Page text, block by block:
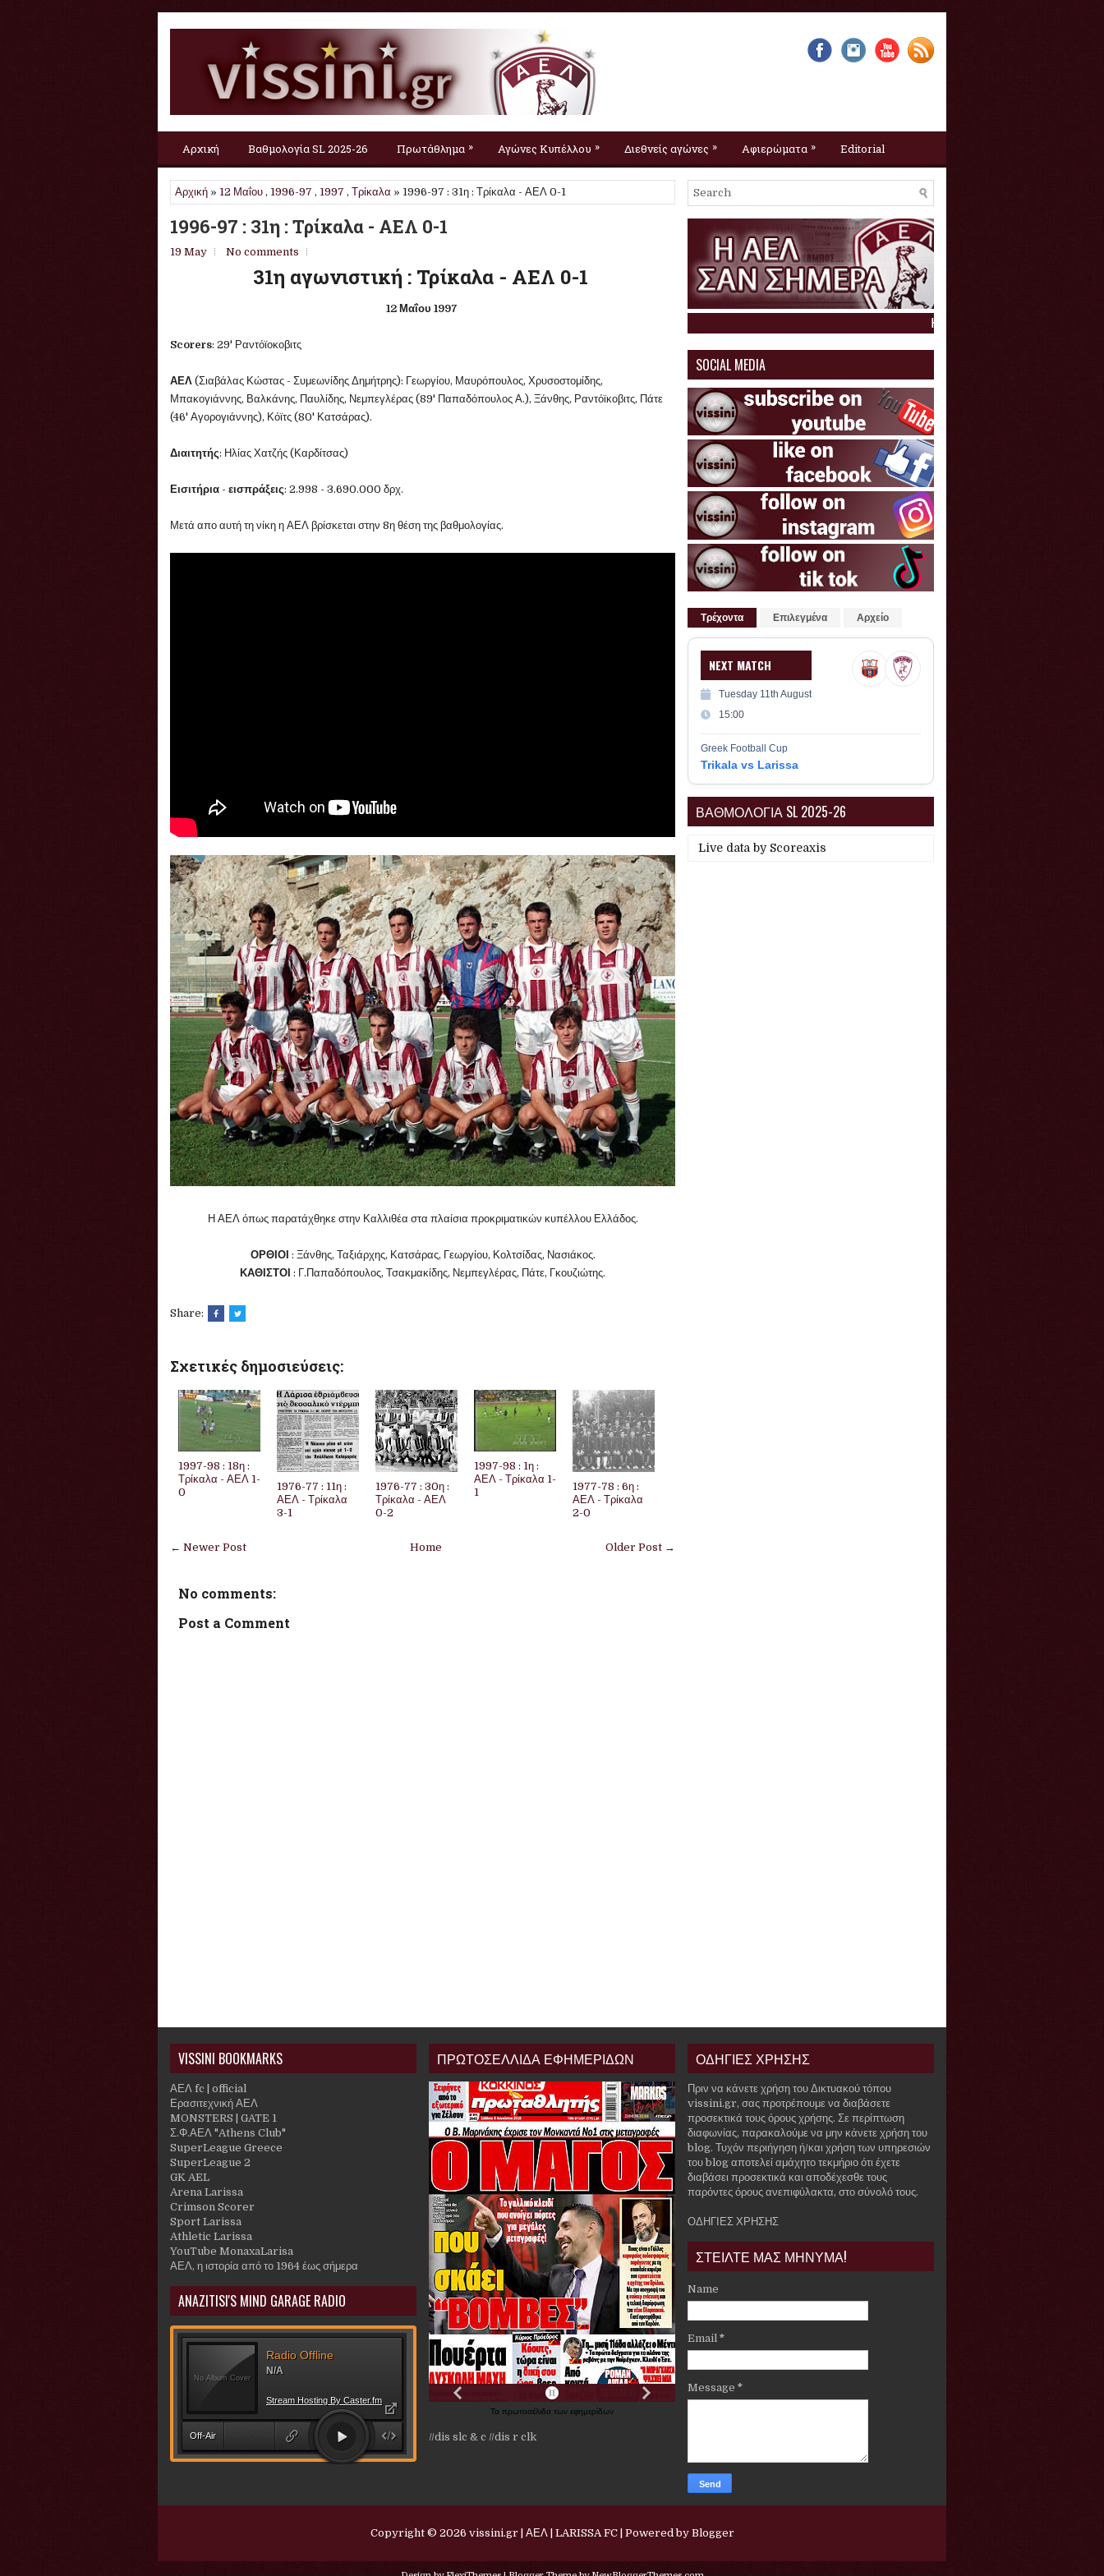
Αρχική Βαθμολογία SL 2025-26 Πρωτάθλημα » Αγώνες Κυπέλλου » Διεθνείς αγώνες » Αφιερώματα » Editorial
Αρχική » 12 Μαΐου , 1996-97 , 1997 , Τρίκαλα » 1996-97 : 31η : Τρίκαλα - ΑΕΛ 0-1
1996-97 : 31η : Τρίκαλα - ΑΕΛ 0-1
19 May No comments
31η αγωνιστική : Τρίκαλα - ΑΕΛ 0-1
12 Μαΐου 1997
Scorers: 29' Ραντόϊοκοβιτς
ΑΕΛ (Σιαβάλας Κώστας - Συμεωνίδης Δημήτρης): Γεωργίου, Μαυρόπουλος, Χρυσοστομίδης,
Μπακογιάννης, Βαλκάνης, Παυλίδης, Νεμπεγλέρας (89' Παπαδόπουλος Α.), Ξάνθης, Ραντόϊκοβιτς, Πάτε
(46' Αγορογιάννης), Κόϊτς (80' Κατσάρας).
Διαιτητής: Ηλίας Χατζής (Καρδίτσας)
Εισιτήρια - εισπράξεις: 2.998 - 3.690.000 δρχ.
Μετά απο αυτή τη νίκη η ΑΕΛ βρίσκεται στην 8η θέση της βαθμολογίας.
Η ΑΕΛ όπως παρατάχθηκε στην Καλλιθέα στα πλαίσια προκριματικών κυπέλλου Ελλάδος.
ΟΡΘΙΟΙ : Ξάνθης, Ταξιάρχης, Κατσάρας, Γεωργίου, Κολτσίδας, Νασιάκος.
ΚΑΘΙΣΤΟΙ : Γ.Παπαδόπουλος, Τσακμακίδης, Νεμπεγλέρας, Πάτε, Γκουζιώτης.
Share:
Σχετικές δημοσιεύσεις:
1997-98 : 18η :
Τρίκαλα - ΑΕΛ 1-
0
1976-77 : 11η :
ΑΕΛ - Τρίκαλα
3-1
1976-77 : 30η :
Τρίκαλα - ΑΕΛ
0-2
1997-98 : 1η :
ΑΕΛ - Τρίκαλα 1-
1
1977-78 : 6η :
ΑΕΛ - Τρίκαλα
2-0
← Newer Post Older Post →
Home
No comments:
Post a Comment
Η ΑΕΛ σαν σήμερα :
SOCIAL MEDIA
Τρέχοντα Επιλεγμένα Αρχείο
NEXT MATCH
Tuesday 11th August
15:00
Greek Football Cup
Trikala vs Larissa
ΒΑΘΜΟΛΟΓΙΑ SL 2025-26
Live data by Scoreaxis
VISSINI BOOKMARKS
ΑΕΛ fc | official
Ερασιτεχνική ΑΕΛ
MONSTERS | GATE 1
Σ.Φ.ΑΕΛ "Athens Club"
SuperLeague Greece
SuperLeague 2
GK AEL
Arena Larissa
Crimson Scorer
Sport Larissa
Athletic Larissa
YouTube MonaxaLarisa
ΑΕΛ, η ιστορία από το 1964 έως σήμερα
ANAZITISI'S MIND GARAGE RADIO
ΠΡΩΤΟΣΕΛΛΙΔΑ ΕΦΗΜΕΡΙΔΩΝ
Τα πρωτοσέλιδα των εφημερίδων
//dis slc & c //dis r clk
ΟΔΗΓΙΕΣ ΧΡΗΣΗΣ
Πριν να κάνετε χρήση του Δικτυακού τόπου
vissini.gr, σας προτρέπουμε να διαβάσετε
προσεκτικά τους όρους χρήσης. Σε περίπτωση
διαφωνίας, παρακαλούμε να μην κάνετε χρήση του
blog. Τυχόν περιήγηση ή/και χρήση των υπηρεσιών
του blog αποτελεί αμάχητο τεκμήριο ότι έχετε
διαβάσει προσεκτικά και αποδέχεσθε τους
παρόντες όρους ανεπιφύλακτα, στο σύνολό τους.
ΟΔΗΓΙΕΣ ΧΡΗΣΗΣ
ΣΤΕΙΛΤΕ ΜΑΣ ΜΗΝΥΜΑ!
Name
Email *
Message *
Copyright © 2026 vissini.gr | ΑΕΛ | LARISSA FC| Powered by Blogger